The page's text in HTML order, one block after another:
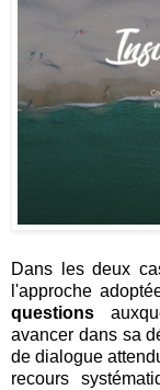
Dans les deux
l'approche
questions
avancer dans sa
de dialogue
recours